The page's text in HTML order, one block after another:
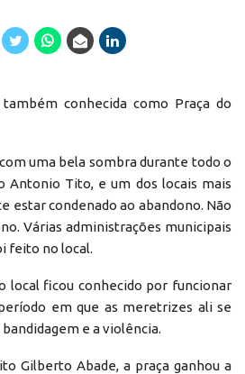
conhecida como Praça do
uma bela sombra durante todo o
Antonio Tito, e um dos locais mais
estar condenado ao abandono. Não
Várias administrações municipais
feito no local.
local ficou conhecido por funcionar
em que as meretrizes ali se
e a violência.
Gilberto Abade, a praça ganhou a